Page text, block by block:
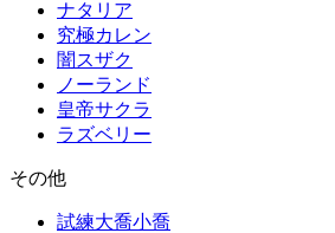
ナタリア
究極カレン
闇スザク
ノーランド
皇帝サクラ
ラズベリー
その他
試練大喬小喬